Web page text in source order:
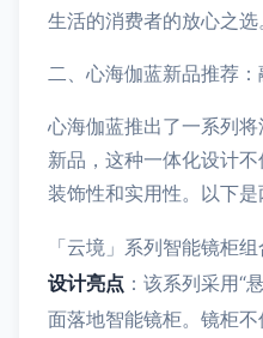
生活的消费者的放心之选
二、心海伽蓝新品推荐
心海伽蓝推出了一系列
新品，这种一体化设计
装饰性和实用性。以下是
「云境」系列智能镜柜组
设计亮点 ：该系列采用“
面落地智能镜柜。镜柜